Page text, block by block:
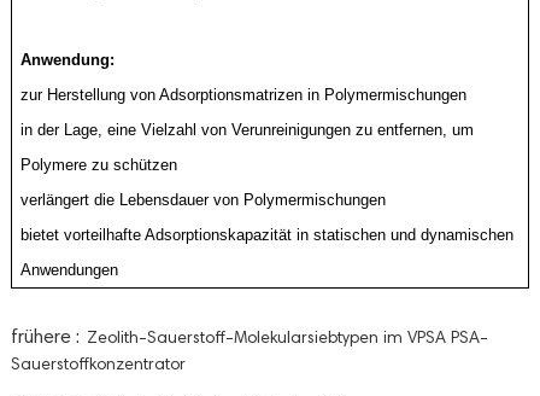
Anwendung:
zur Herstellung von Adsorptionsmatrizen in Polymermischungen
in der Lage, eine Vielzahl von Verunreinigungen zu entfernen, um
Polymere zu schützen
verlängert die Lebensdauer von Polymermischungen
bietet vorteilhafte Adsorptionskapazität in statischen und dynamischen
Anwendungen
frühere : Zeolith-Sauerstoff-Molekularsiebtypen im VPSA PSA-
Sauerstoffkonzentrator